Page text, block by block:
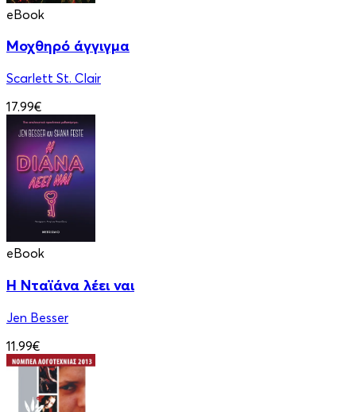
eBook
Μοχθηρό άγγιγμα
Scarlett St. Clair
17.99€
eBook
Η Νταϊάνα λέει ναι
Jen Besser
11.99€